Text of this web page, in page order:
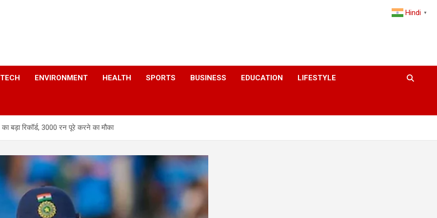
TECH ENVIRONMENT HEALTH SPORTS BUSINESS EDUCATION LIFESTYLE
बड़ा रिकॉर्ड, 3000 रन पूरे करने का मौका
Hindi ▼